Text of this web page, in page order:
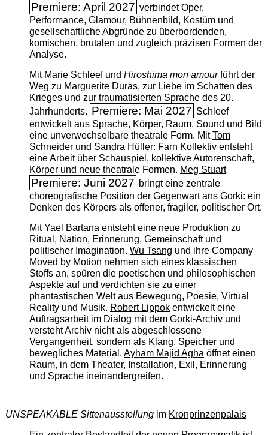
Premiere: April 2027 verbindet Oper,
Performance, Glamour, Bühnenbild, Kostüm und
gesellschaftliche Abgründe zu überbordenden,
komischen, brutalen und zugleich präzisen Formen der
Analyse.
Mit Marie Schleefund Hiroshima mon amourführt der
Weg zu Marguerite Duras, zur Liebe im Schatten des
Krieges und zur traumatisierten Sprache des 20.
Jahrhunderts. Premiere: Mai 2027 Schleef
entwickelt aus Sprache, Körper, Raum, Sound und Bild
eine unverwechselbare theatrale Form. MitTom
Schneider und Sandra Hüller: Farn Kollektiventsteht
eine Arbeit über Schauspiel, kollektive Autorenschaft,
Körper und neue theatrale Formen. Meg Stuart
Premiere: Juni 2027 bringt eine zentrale
choreografische Position der Gegenwart ans Gorki: ein
Denken des Körpers als offener, fragiler, politischer Ort.
MitYael Bartanaentsteht eine neue Produktion zu
Ritual, Nation, Erinnerung, Gemeinschaft und
politischer Imagination. Wu Tsang und ihre Company
Moved by Motion nehmen sich eines klassischen
Stoffs an, spüren die poetischen und philosophischen
Aspekte auf und verdichten sie zu einer
phantastischen Welt aus Bewegung, Poesie, Virtual
Reality und Musik. Robert Lippokentwickelt eine
Auftragsarbeit im Dialog mit dem Gorki-Archiv und
versteht Archiv nicht als abgeschlossene
Vergangenheit, sondern als Klang, Speicher und
bewegliches Material. Ayham Majid Aghaöffnet einen
Raum, in dem Theater, Installation, Exil, Erinnerung
und Sprache ineinandergreifen.
UNSPEAKABLE Sittenausstellungim Kronprinzenpalais